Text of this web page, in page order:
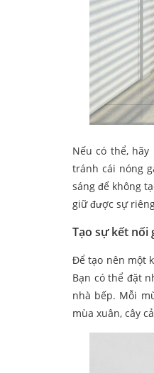
Nếu có thể,
tránh cái nóng
sáng để không
giữ được sự
Tạo sự kết nối
Để tạo nên một
Bạn có thể đặt
nhà bếp. Mỗi
mùa xuân, cây